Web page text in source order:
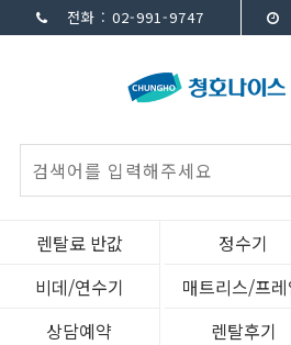
전화 : 02-991-9747
렌탈료 반값 정수기
비데/연수기
매트리스/프레
상담예약
렌탈후기